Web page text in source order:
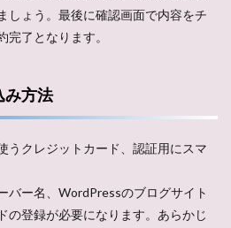
しょう。最後に確認画面で内容をチ
完了となります。
み方法
うクレジットカード、認証用にスマ
バー名、WordPressのブログサイト
の登録が必要になります。あらかじ